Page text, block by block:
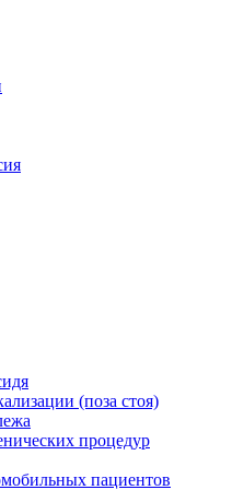
(поза стоя)
процедур
пациентов